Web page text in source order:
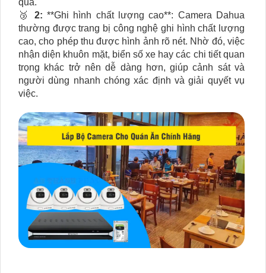
quả.
🥉 2: **Ghi hình chất lượng cao**: Camera Dahua
thường được trang bị công nghệ ghi hình chất lượng
cao, cho phép thu được hình ảnh rõ nét. Nhờ đó, việc
nhận diện khuôn mặt, biển số xe hay các chi tiết quan
trọng khác trở nên dễ dàng hơn, giúp cảnh sát và
người dùng nhanh chóng xác định và giải quyết vụ
việc.